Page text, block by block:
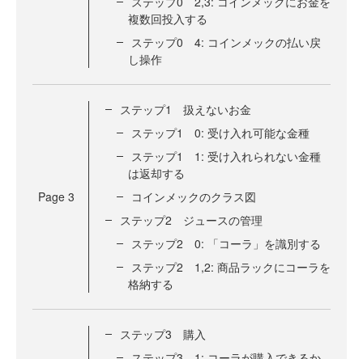
複数回投入する
ステップ0 4: コインメックの払い戻
し操作
Page 3
ステップ1 扱えないお金
ステップ1 0: 受け入れ可能な金種
ステップ1 1: 受け入れられない金種
は返却する
コインメックのクラス図
ステップ2 ジュースの管理
ステップ2 0: 「コーラ」を識別する
ステップ2 1,2: 商品ラックにコーラを
格納する
ステップ3 購入